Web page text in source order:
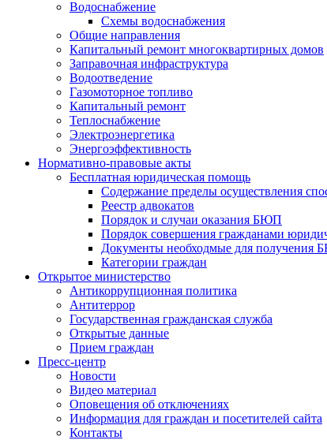
Водоснабжение
Схемы водоснабжения
Общие направления
Капитальный ремонт многоквартирных домов
Заправочная инфраструктура
Водоотведение
Газомоторное топливо
Капитальный ремонт
Теплоснабжение
Электроэнергетика
Энергоэффективность
Нормативно-правовые акты
Бесплатная юридическая помощь
Содержание пределы осуществления
Реестр адвокатов
Порядок и случаи оказания БЮП
Порядок совершения гражданами
Документы необходмые для получения
Категории граждан
Открытое министерство
Антикоррупционная политика
Антитеррор
Государственная гражданская служба
Открытые данные
Прием граждан
Пресс-центр
Новости
Видео материал
Оповещения об отключениях
Информация для граждан и посетителей сайта
Контакты